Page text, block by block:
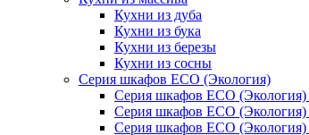
Кухни из дуба
Кухни из бука
Кухни из березы
Кухни из сосны
Серия шкафов ECO (Экология)
Серия шкафов ECO (Экология)
Серия шкафов ECO (Экология)
Серия шкафов ECO (Экология)